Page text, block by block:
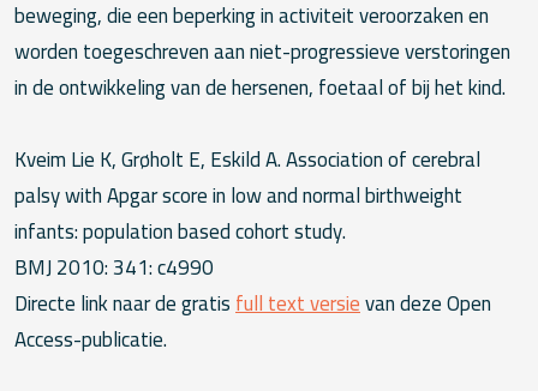
beweging, die een beperking in activiteit veroorzaken en
worden toegeschreven aan niet-progressieve verstoringen
in de ontwikkeling van de hersenen, foetaal of bij het kind.
Kveim Lie K, Grøholt E, Eskild A. Association of cerebral
palsy with Apgar score in low and normal birthweight
infants: population based cohort study.
BMJ 2010: 341: c4990
Directe link naar de gratisfull text versievan deze Open
Access-publicatie.